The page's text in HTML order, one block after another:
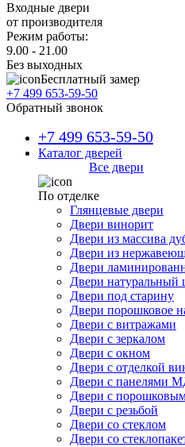
Входные двери
от производителя
Режим работы:
9.00 - 21.00
Без выходных
Бесплатный замер
+7 499 653-59-50
Обратный звонок
+7 499 653-59-50
Каталог дверей
Все двери
По отделке
Глянцевые двери
Двери винорит
Двери из массива
Двери из
Двери
Двери натуральный
Двери под старину
Двери порошковое
Двери с витражами
Двери с зеркалом
Двери с окном
Двери с отделкой
Двери с панелями
Двери с
Двери с резьбой
Двери со стеклом
Двери со